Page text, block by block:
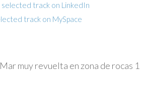
Mar muy revuelta en zona de rocas 1